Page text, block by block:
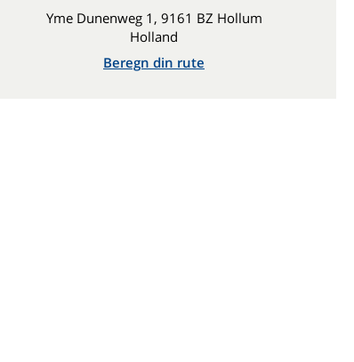
Yme Dunenweg 1, 9161 BZ Hollum
Holland
Beregn din rute